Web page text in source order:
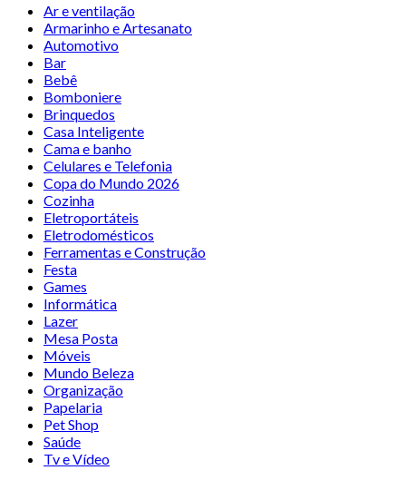
Ar e ventilação
Armarinho e Artesanato
Automotivo
Bar
Bebê
Bomboniere
Brinquedos
Casa Inteligente
Cama e banho
Celulares e Telefonia
Copa do Mundo 2026
Cozinha
Eletroportáteis
Eletrodomésticos
Ferramentas e Construção
Festa
Games
Informática
Lazer
Mesa Posta
Móveis
Mundo Beleza
Organização
Papelaria
Pet Shop
Saúde
Tv e Vídeo